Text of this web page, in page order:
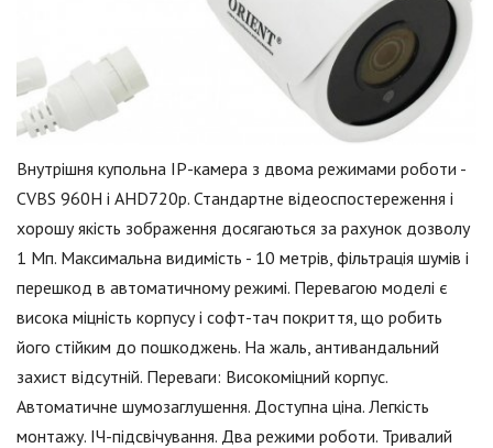
Внутрішня купольна IP-камера з двома режимами роботи -
CVBS 960H і AHD720p. Стандартне відеоспостереження і
хорошу якість зображення досягаються за рахунок дозволу
1 Мп. Максимальна видимість - 10 метрів, фільтрація шумів і
перешкод в автоматичному режимі. Перевагою моделі є
висока міцність корпусу і софт-тач покриття, що робить
його стійким до пошкоджень. На жаль, антивандальний
захист відсутній. Переваги: Високоміцний корпус.
Автоматичне шумозаглушення. Доступна ціна. Легкість
монтажу. ІЧ-підсвічування. Два режими роботи. Тривалий